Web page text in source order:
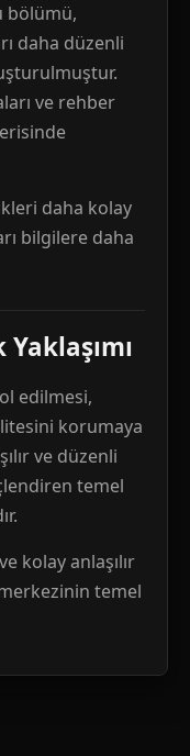
bölümü,
daha düzenli
ve rehber
daha kolay
bilgilere daha
edilmesi,
korumaya
ve düzenli
temel
kolay anlaşılır
temel